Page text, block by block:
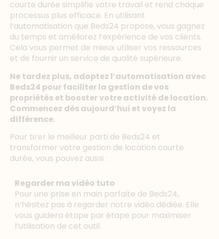
courte durée simplifie votre travail et rend chaque
processus plus efficace. En utilisant
l’automatisation que Beds24 propose, vous gagnez
du temps et améliorez l’expérience de vos clients.
Cela vous permet de mieux utiliser vos ressources
et de fournir un service de qualité supérieure.
Ne tardez plus, adoptez l’automatisation avec
Beds24 pour faciliter la gestion de vos
propriétés et booster votre activité de location.
Commencez dès aujourd’hui et voyez la
différence.
Pour tirer le meilleur parti de Beds24 et
transformer votre gestion de location courte
durée, vous pouvez aussi :
Regarder ma vidéo tuto
Pour une prise en main parfaite de Beds24,
n’hésitez pas à regarder notre vidéo dédiée. Elle
vous guidera étape par étape pour maximiser
l’utilisation de cet outil.